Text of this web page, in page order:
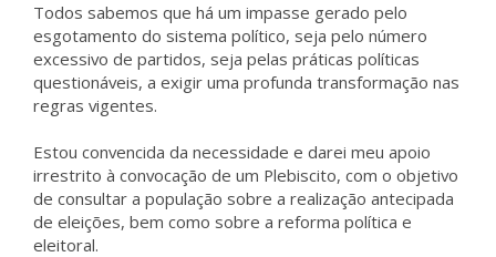
Todos sabemos que há um impasse gerado pelo
esgotamento do sistema político, seja pelo número
excessivo de partidos, seja pelas práticas políticas
questionáveis, a exigir uma profunda transformação nas
regras vigentes.
Estou convencida da necessidade e darei meu apoio
irrestrito à convocação de um Plebiscito, com o objetivo
de consultar a população sobre a realização antecipada
de eleições, bem como sobre a reforma política e
eleitoral.